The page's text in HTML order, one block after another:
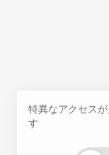
特異なアクセス
す